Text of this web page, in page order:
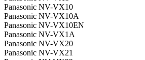
Panasonic NV-VX10
Panasonic NV-VX10A
Panasonic NV-VX10EN
Panasonic NV-VX1A
Panasonic NV-VX20
Panasonic NV-VX21